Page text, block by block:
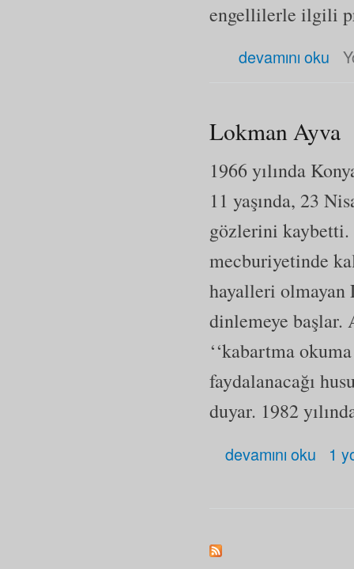
engellilerle ilgili
Kerim Altınok hakkında
devamını oku
Lokman Ayva
1966 yılında
11 yaşında, 23
gözlerini kaybetti.
mecburiyetinde
hayalleri olmayan
dinlemeye başlar.
‘‘kabartma
faydalanacağı
duyar. 1982
devamını oku 1